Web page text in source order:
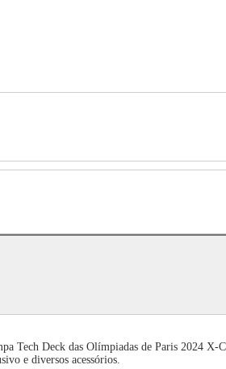
Tech Deck das Olímpiadas de Paris 2024
e diversos acessórios.